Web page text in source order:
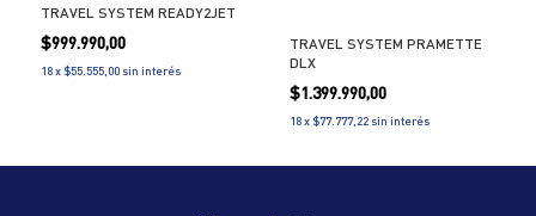
TRAVEL SYSTEM READY2JET
$999.990,00
18 x $55.555,00 sin interés
TRAVEL SYSTEM PRAMETTE
DLX
$1.399.990,00
18 x $77.777,22 sin interés